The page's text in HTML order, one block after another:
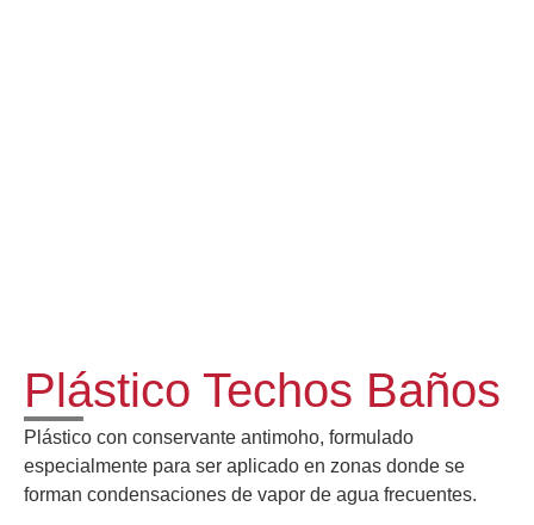
Plástico Techos Baños
Plástico con conservante antimoho, formulado
especialmente para ser aplicado en zonas donde se
forman condensaciones de vapor de agua frecuentes.